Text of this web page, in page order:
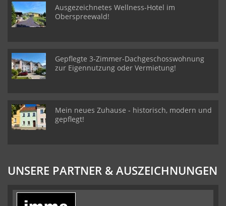
Ausgezeichnetes Wellness-Hotel im
Oberspreewald!
Gepflegte 3-Zimmer-Dachgeschosswohnung
zur Eigennutzung oder Vermietung!
Mein neues Zuhause - historisch, modern und
gepflegt!
UNSERE PARTNER & AUSZEICHNUNGEN